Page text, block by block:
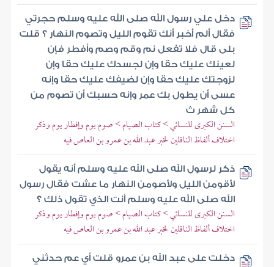
دخل علي رسول الله صلى الله عليه وسلم حجرتي
فقال ألم أخبر أنك تقوم الليل وتصوم النهار ؟ قلت
بلى قال فلا تفعل نم وقم وصم وأفطر فإن
لعينك عليك حقا وإن لجسدك عليك حقا وإن
لزوجتك عليك حقا وإن لضيفك عليك حقا وإنه
عسى أن يطول بك عمر وإنه حسبك أن تصوم من
كل شهر ث
السنن الكبرى للنسائي > كتاب الصيام > صوم يوم وإفطار يوم وذكر
اختلاف ألفاظ الناقلين لخبر عبد الله بن عمرو بن العاص فيه
ذكر لرسول الله صلى الله عليه وسلم أنه يقول
لأقومن الليل ولأصومن النهار ما عشت فقال رسول
الله صلى الله عليه وسلم أنت الذي تقول ذلك ؟
السنن الكبرى للنسائي > كتاب الصيام > صوم يوم وإفطار يوم وذكر
اختلاف ألفاظ الناقلين لخبر عبد الله بن عمرو بن العاص فيه
دخلت على عبد الله بن عمرو قلت أي عم حدثني